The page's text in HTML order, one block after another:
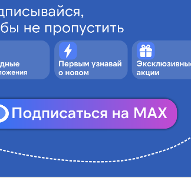
Аналоги
В корзину